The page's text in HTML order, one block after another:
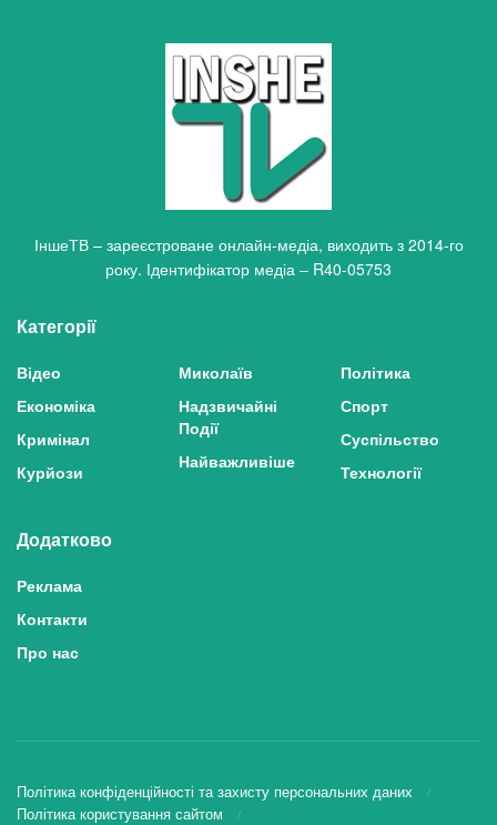
ІншеТВ – зареєстроване онлайн-медіа, виходить з 2014-го
року. Ідентифікатор медіа – R40-05753
Категорії
Відео
Економіка
Кримінал
Курйози
Миколаїв
Надзвичайні
Події
Найважливіше
Політика
Спорт
Суспільство
Технології
Додатково
Реклама
Контакти
Про нас
Політика конфіденційності та захисту персональних даних
Політика користування сайтом